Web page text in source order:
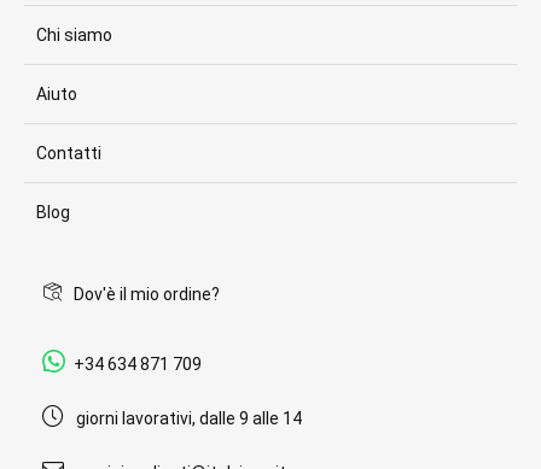
Chi siamo
Aiuto
Contatti
Blog
Dov'è il mio ordine?
+34 634 871 709
giorni lavorativi, dalle 9 alle 14